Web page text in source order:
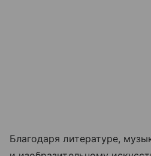
Благодаря литературе,